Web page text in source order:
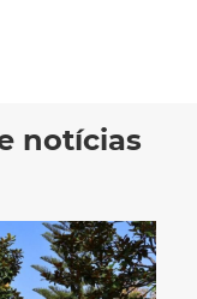
notícias